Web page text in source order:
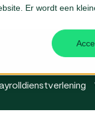
Er wordt een